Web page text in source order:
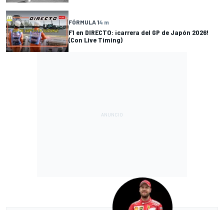
FÓRMULA 14 m
F1 en DIRECTO: ¡carrera del GP de Japón 2026!
(Con Live Timing)